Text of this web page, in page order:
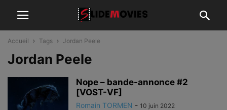
Accueil Tags Jordan Peele
Jordan Peele
Nope – bande-annonce #2
[VOST-VF]
Romain TORMEN - 10 juin 2022